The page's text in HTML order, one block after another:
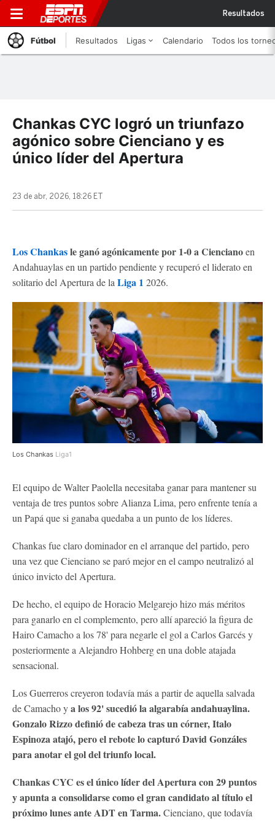
Resultados
Fútbol Resultados Ligas Calendario Todos los
Chankas CYC logró un triunfazo
agónico sobre Cienciano y es
único líder del Apertura
23 de abr, 2026, 18:26 ET
Los Chankasle ganó agónicamente por 1-0 a Ciencianoen
Andahuaylas en un partido pendiente y recuperó el liderato en
solitario del Apertura de la Liga 1 2026.
Los Chankas Liga1
El equipo de Walter Paolella necesitaba ganar para mantener su
ventaja de tres puntos sobre Alianza Lima, pero enfrente tenía a
un Papá que si ganaba quedaba a un punto de los líderes.
Chankas fue claro dominador en el arranque del partido, pero
una vez que Cienciano se paró mejor en el campo neutralizó al
único invicto del Apertura.
De hecho, el equipo de Horacio Melgarejo hizo más méritos
para ganarlo en el complemento, pero allí apareció la figura de
Hairo Camacho a los 78' para negarle el gol a Carlos Garcés y
posteriormente a Alejandro Hohberg en una doble atajada
sensacional.
Los Guerreros creyeron todavía más a partir de aquella salvada
de Camacho ya los 92' sucedió la algarabía andahuaylina.
Gonzalo Rizzo definió de cabeza tras un córner, Italo
Espinoza atajó, pero el rebote lo capturó David Gonzáles
para anotar el gol del triunfo local.
Chankas CYC es el único líder del Apertura con 29 puntos
y apunta a consolidarse como el gran candidato al título el
próximo lunes ante ADT en Tarma.Cienciano, que todavía